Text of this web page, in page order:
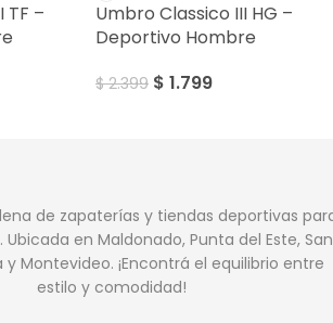
TF –
Umbro Classico III HG –
Deportivo Hombre
$2.399 $ 1.799
de zapaterías y tiendas deportivas
en Maldonado, Punta del Este, San
y Montevideo. ¡Encontrá el equilibrio entre
estilo y comodidad!